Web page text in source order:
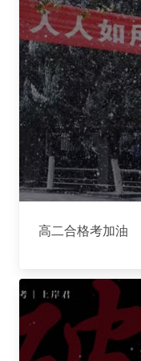
高二合格考加油